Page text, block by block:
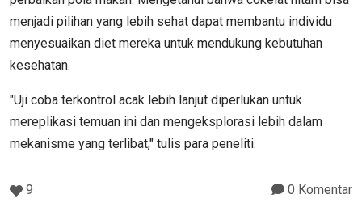
menjadi pilihan yang lebih sehat dapat membantu individu
menyesuaikan diet mereka untuk mendukung kebutuhan
kesehatan.
"Uji coba terkontrol acak lebih lanjut diperlukan untuk
mereplikasi temuan ini dan mengeksplorasi lebih dalam
mekanisme yang terlibat," tulis para peneliti.
9 0 Komentar